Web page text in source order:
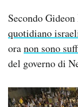
Secondo
quotidiano
oranon sono
del governo di